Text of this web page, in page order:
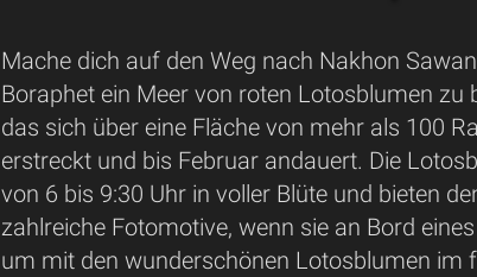
Mache dich auf den Weg nach Nakhon
Boraphet ein Meer von roten Lotosblumen zu
das sich über eine Fläche von mehr als 100
erstreckt und bis Februar andauert. Die
von 6 bis 9:30 Uhr in voller Blüte und bieten
zahlreiche Fotomotive, wenn sie an Bord
um mit den wunderschönen Lotosblumen im